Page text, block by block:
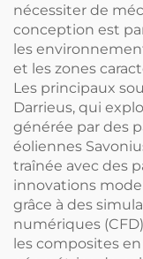
nécessiter de
conception est
les
et les zones
Les principaux
Darrieus, qui
générée par des
éoliennes
traînée avec des
innovations
grâce à des
numériques
les composites